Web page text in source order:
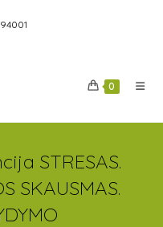
0
STRESAS.
SKAUSMAS.